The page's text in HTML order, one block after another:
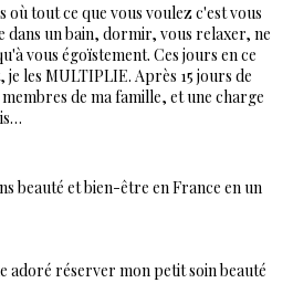
où tout ce que vous voulez c'est vous
dans un bain, dormir, vous relaxer, ne
vous égoïstement. Ces jours en ce
je les MULTIPLIE. Après 15 jours de
de ma famille, et une charge
beauté et bien-être en France en un
adoré réserver mon petit soin beauté